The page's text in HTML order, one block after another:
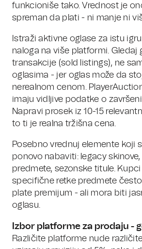
funkcioniše tako. Vrednost je
spreman da plati - ni manje ni
Istraži aktivne oglase za istu
naloga na više platformi. Gledaj
transakcije (sold listings), ne
oglasima - jer oglas može da
nerealnom cenom.
imaju vidljive podatke o
Napravi prosek iz 10-15
to ti je realna tržišna cena.
Posebno vrednuj elemente koji
ponovo nabaviti: legacy
predmete, sezonske titule.
specifične retke predmete
plate premijum - ali mora biti
oglasu.
Izbor platforme za prodaju -
Različite platforme nude